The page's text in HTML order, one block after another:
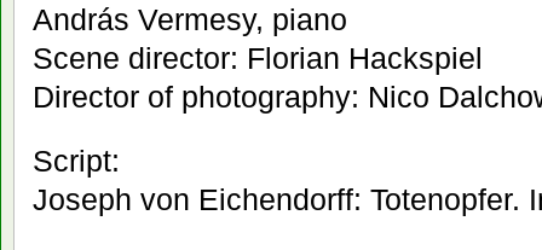
András Vermesy, piano
Scene director: Florian Hackspiel
Director of photography: Nico
Script:
Joseph von Eichendorff: Totenopfer.